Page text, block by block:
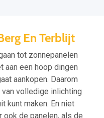
En Terblijt
tot zonnepanelen
aan een hoop dingen
aankopen. Daarom
volledige inlichting
kunt maken. En niet
ook de panelen, als de